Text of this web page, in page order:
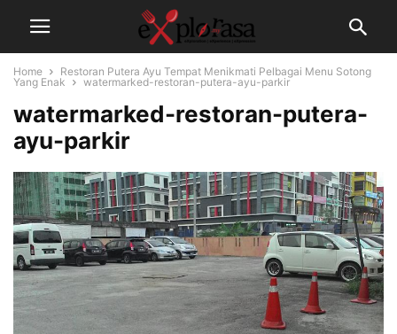
Home
Restoran Putera Ayu Tempat Menikmati Pelbagai Menu Sotong
Yang Enak
watermarked-restoran-putera-ayu-parkir
watermarked-restoran-putera-
ayu-parkir